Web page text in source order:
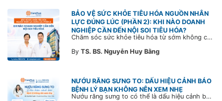
BẢO VỆ SỨC KHỎE TIÊU HÓA NGUỒN NHÂN
LỰC ĐÚNG LÚC (PHẦN 2): KHI NÀO DOANH
NGHIỆP CẦN ĐẾN NỘI SOI TIÊU HÓA?
Chăm sóc sức khỏe tiêu hóa từ sớm không chỉ giúp phát hiện bệnh kịp thời mà còn góp phần xây dựng đội ngũ khỏe mạnh, ổn định và gắn bó lâu dài. CarePlus sẵn sàng đồng hành cùng doanh nghiệp trong việc thiết kế chương trình chăm sóc sức khỏe phù hợp theo từng nhân sự, nhằm tối ưu hiệu quả đầu tư phúc lợi và phát triển nguồn nhân lực bền vững.
By TS. BS. Nguyễn Huy Bằng
NƯỚU RĂNG SƯNG TO: DẤU HIỆU CẢNH BÁO
BỆNH LÝ BẠN KHÔNG NÊN XEM NHẸ
Nướu răng sưng to có thể là dấu hiệu cảnh báo bệnh lý răng miệng. Cùng Bác sĩ CarePlus tìm hiểu nguyên nhân, triệu chứng và thời điểm cần đi khám bác sĩ trong bài viết dưới đây.